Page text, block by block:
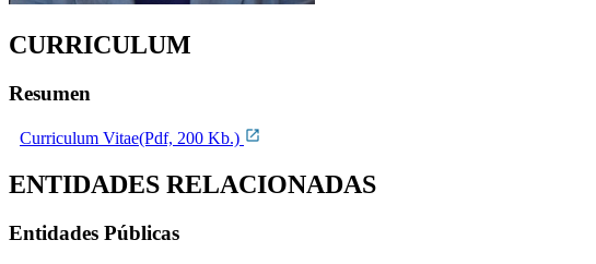
CURRICULUM
Resumen
Curriculum Vitae(Pdf, 200 Kb.)
ENTIDADES RELACIONADAS
Entidades Públicas